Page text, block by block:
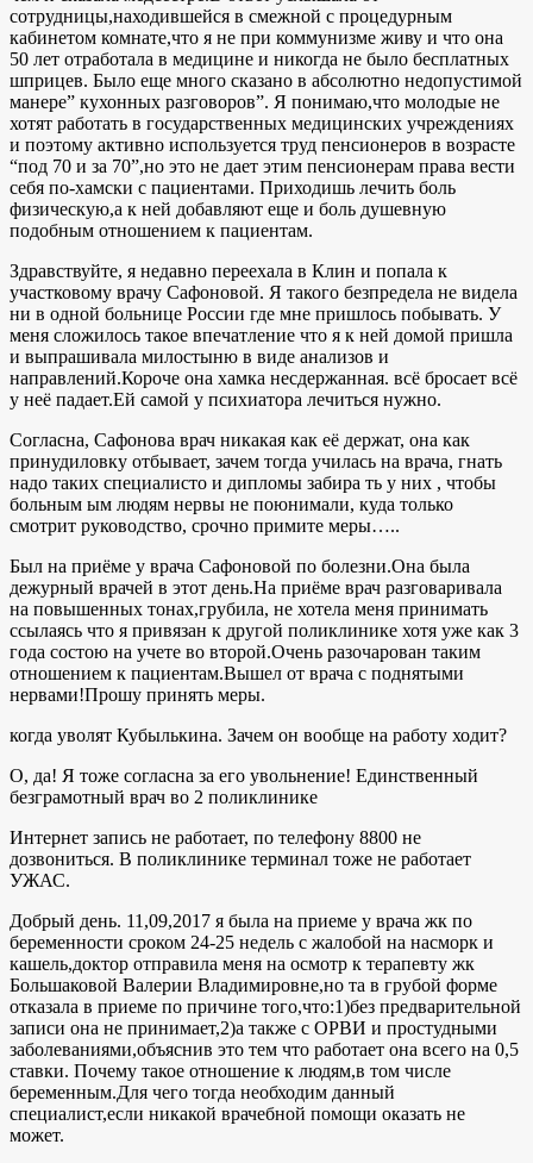
сотрудницы,находившейся в смежной с процедурным
кабинетом комнате,что я не при коммунизме живу и что она
50 лет отработала в медицине и никогда не было бесплатных
шприцев. Было еще много сказано в абсолютно недопустимой
манере” кухонных разговоров”. Я понимаю,что молодые не
хотят работать в государственных медицинских учреждениях
и поэтому активно используется труд пенсионеров в возрасте
“под 70 и за 70”,но это не дает этим пенсионерам права вести
себя по-хамски с пациентами. Приходишь лечить боль
физическую,а к ней добавляют еще и боль душевную
подобным отношением к пациентам.
Здравствуйте, я недавно переехала в Клин и попала к
участковому врачу Сафоновой. Я такого безпредела не видела
ни в одной больнице России где мне пришлось побывать. У
меня сложилось такое впечатление что я к ней домой пришла
и выпрашивала милостыню в виде анализов и
направлений.Короче она хамка несдержанная. всё бросает всё
у неё падает.Ей самой у психиатора лечиться нужно.
Согласна, Сафонова врач никакая как её держат, она как
принудиловку отбывает, зачем тогда училась на врача, гнать
надо таких специалисто и дипломы забира ть у них , чтобы
больным ым людям нервы не поюнимали, куда только
смотрит руководство, срочно примите меры…..
Был на приёме у врача Сафоновой по болезни.Она была
дежурный врачей в этот день.На приёме врач разговаривала
на повышенных тонах,грубила, не хотела меня принимать
ссылаясь что я привязан к другой поликлинике хотя уже как 3
года состою на учете во второй.Очень разочарован таким
отношением к пациентам.Вышел от врача с поднятыми
нервами!Прошу принять меры.
когда уволят Кубылькина. Зачем он вообще на работу ходит?
О, да! Я тоже согласна за его увольнение! Единственный
безграмотный врач во 2 поликлинике
Интернет запись не работает, по телефону 8800 не
дозвониться. В поликлинике терминал тоже не работает
УЖАС.
Добрый день. 11,09,2017 я была на приеме у врача жк по
беременности сроком 24-25 недель с жалобой на насморк и
кашель,доктор отправила меня на осмотр к терапевту жк
Большаковой Валерии Владимировне,но та в грубой форме
отказала в приеме по причине того,что:1)без предварительной
записи она не принимает,2)а также с ОРВИ и простудными
заболеваниями,объяснив это тем что работает она всего на 0,5
ставки. Почему такое отношение к людям,в том числе
беременным.Для чего тогда необходим данный
специалист,если никакой врачебной помощи оказать не
может.